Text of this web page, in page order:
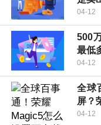
04-12
500
最低
04-12
全球
屏？
04-12